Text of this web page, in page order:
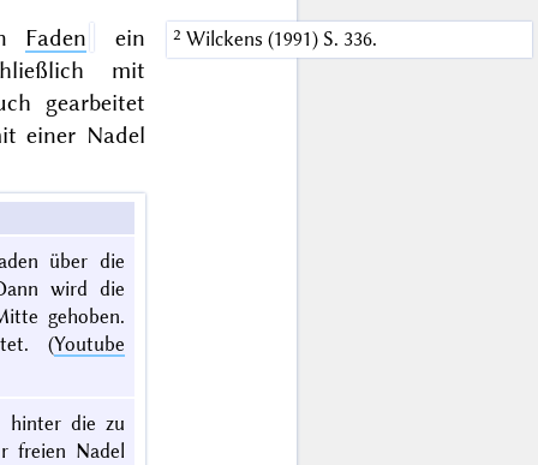
Faden Wilckens (1991) S. 336.
ein
mit
gearbeitet
einer Nadel
über die
wird die
gehoben.
(Youtube
hinter die zu
freien Nadel